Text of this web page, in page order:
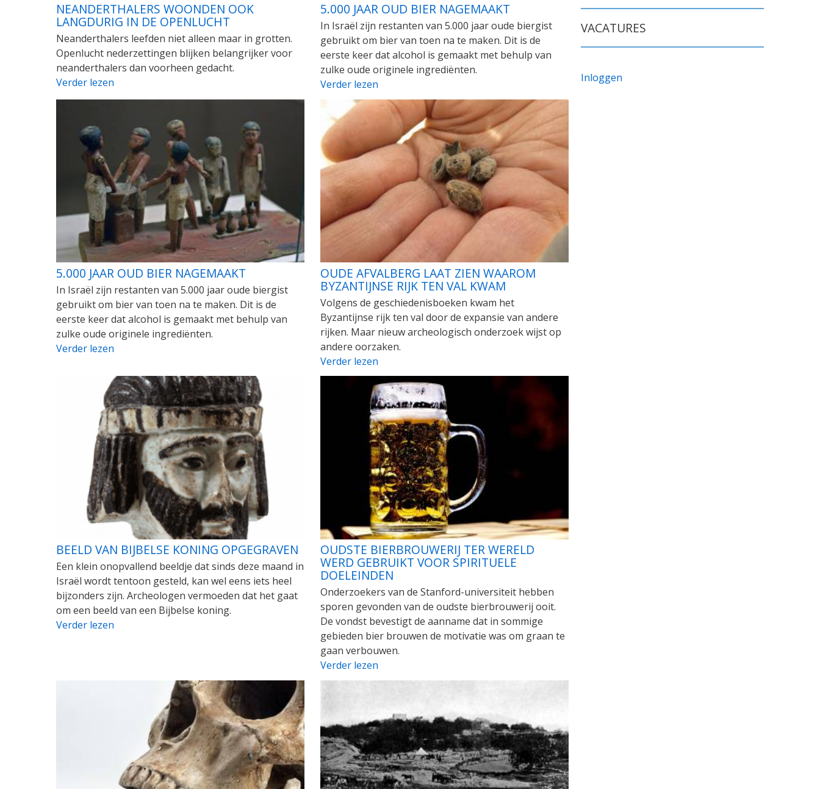
NEANDERTHALERS WOONDEN OOK
LANGDURIG IN DE OPENLUCHT
Neanderthalers leefden niet alleen maar in grotten.
Openlucht nederzettingen blijken belangrijker voor
neanderthalers dan voorheen gedacht.
Verder lezen
5.000 JAAR OUD BIER NAGEMAAKT
In Israël zijn restanten van 5.000 jaar oude biergist
gebruikt om bier van toen na te maken. Dit is de
eerste keer dat alcohol is gemaakt met behulp van
zulke oude originele ingrediënten.
Verder lezen
5.000 JAAR OUD BIER NAGEMAAKT
In Israël zijn restanten van 5.000 jaar oude biergist
gebruikt om bier van toen na te maken. Dit is de
eerste keer dat alcohol is gemaakt met behulp van
zulke oude originele ingrediënten.
Verder lezen
OUDE AFVALBERG LAAT ZIEN WAAROM
BYZANTIJNSE RIJK TEN VAL KWAM
Volgens de geschiedenisboeken kwam het
Byzantijnse rijk ten val door de expansie van andere
rijken. Maar nieuw archeologisch onderzoek wijst op
andere oorzaken.
Verder lezen
BEELD VAN BIJBELSE KONING OPGEGRAVEN
Een klein onopvallend beeldje dat sinds deze maand in
Israël wordt tentoon gesteld, kan wel eens iets heel
bijzonders zijn. Archeologen vermoeden dat het gaat
om een beeld van een Bijbelse koning.
Verder lezen
OUDSTE BIERBROUWERIJ TER WERELD
WERD GEBRUIKT VOOR SPIRITUELE
DOELEINDEN
Onderzoekers van de Stanford-universiteit hebben
sporen gevonden van de oudste bierbrouwerij ooit.
De vondst bevestigt de aanname dat in sommige
gebieden bier brouwen de motivatie was om graan te
gaan verbouwen.
Verder lezen
VACATURES
Inloggen